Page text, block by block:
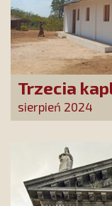
Trzecia
służy
sierpień 2024